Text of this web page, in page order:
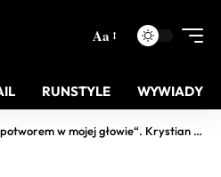
Aa
RUNSTYLE WYWIADY
mojej głowie“. Krystian Ogły podsumowuje start w Badwater